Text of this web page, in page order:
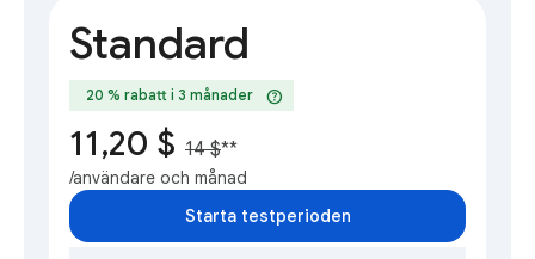
Standard
20 % rabatt i 3 månader help
11,20 $ 14 $**
/användare och månad
Starta testperioden